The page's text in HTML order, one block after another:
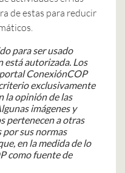
de estas para reducir
para ser usado
está autorizada. Los
ConexiónCOP
exclusivamente
la opinión de las
imágenes y
pertenecen a otras
sus normas
en la medida de lo
como fuente de